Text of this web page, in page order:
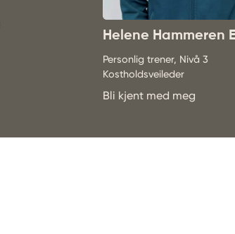
Helene Hammeren
Personlig trener, Nivå 3
Kostholdsveileder
Bli kjent med meg